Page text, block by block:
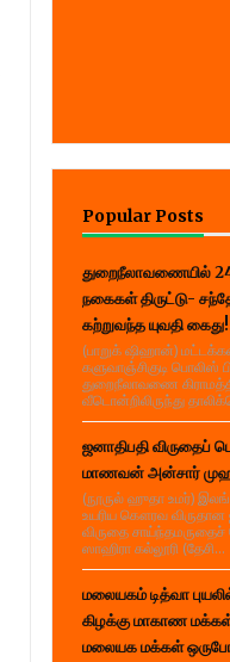
Popular Posts
துறைநீலாவணையில்
நகைகள் திருட்டு-
கற்றுவந்த யுவதி
(பாறுக் ஷிஹான்)
களுவாஞ்சிகுடி பொலிஸ்
துறைநீலாவணை
வீடொன்றிலிருந்து
ஜனாதிபதி விருதைப்
மாணவன் அன்சார்
(நூருல் ஹுதா உமர்)
உயரிய கௌரவ விருதான
விருதை
ஸாஹிரா கல்லூரி (தேசி...
மலையகம் டித்வா
கிழக்கு மாகாண
மலையக மக்கள்